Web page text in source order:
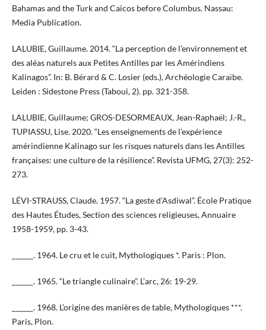
Bahamas and the Turk and Caicos before Columbus. Nassau:
Media Publication.
LALUBIE, Guillaume. 2014. “La perception de l’environnement et
des aléas naturels aux Petites Antilles par les Amérindiens
Kalinagos”. In: B. Bérard & C. Losier (eds.), Archéologie Caraïbe.
Leiden : Sidestone Press (Taboui, 2). pp. 321-358.
LALUBIE, Guillaume; GROS-DESORMEAUX, Jean-Raphaël; J.-R.,
TUPIASSU, Lise. 2020. “Les enseignements de l’expérience
amérindienne Kalinago sur les risques naturels dans les Antilles
françaises: une culture de la résilience”. Revista UFMG, 27(3): 252-
273.
LÉVI-STRAUSS, Claude. 1957. “La geste d’Asdiwal”. École Pratique
des Hautes Études, Section des sciences religieuses, Annuaire
1958-1959, pp. 3-43.
______. 1964. Le cru et le cuit, Mythologiques *. Paris : Plon.
______. 1965. “Le triangle culinaire”. L’arc, 26: 19-29.
______. 1968. L’origine des manières de table, Mythologiques ***.
Paris, Plon.